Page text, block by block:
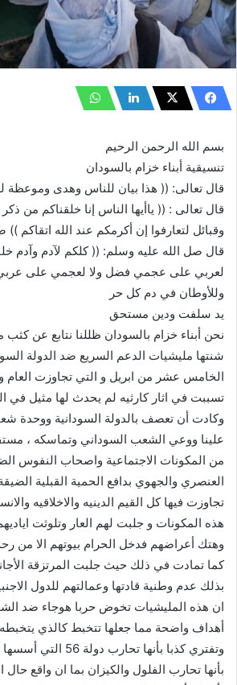
بسم الله الرحمن الرحيم
تنسيقية أبناء خزام بالسودان
قال تعالى: (( هذا بيان للناس وهدى وموعظة
قال تعالى : (( ياأيها الناس إنا خلقناكم من
وقبائل لتعارفوا إن أكرمكم عند الله اتقاكم
قال صل الله عليه وسلم: (( كلكم لآدم وآدم
لعربي على عجمي فضل ولا لعجمي على عربي
وللأوطان في دم كل حر
يد سلفت ودين مستحق
نحن أبناء خزام بالسودان ظللنا نتابع عن
شنتها مليشيات الدعم السريع ضد الدولة
الخامس عشر من ابريل و التي تجاوزت العام
تسببت في اثار كارثيه لم يحدث لها مثيل في
وكادت أن تعصف بالدولة السودانية ووحدة
علينا ووعي الشعب السوداني وتماسكه ،
من المكونات الاجتماعية واصحاب النفوس
العنصري والجهوي بدافع الحمية القبلية
تجاوزت فيها كل القيم الدينيه والاخلاقيه
هذه المكونات و جلبت لهم العار وتلوثت
وهتك أعراضهم فدخل الحرام بيوتهم الا من
كما تمادت في ذلك حيث جلبت المرتزقة
بذلك عدم وطنية قادتها وعمالتهم للدول
ان هذه المليشيات تخوض حربا هوجاء ضد
أهداف واضحة مما جعلها تتخبط كالذي
وتفتري كذبا بأنها
بأنها تحارب الفلول والكيزان بما ان واقع حال